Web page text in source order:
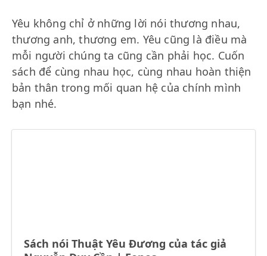
Yêu không chỉ ở những lời nói thương nhau,
thương anh, thương em. Yêu cũng là điều mà
mỗi người chúng ta cũng cần phải học. Cuốn
sách để cùng nhau học, cùng nhau hoàn thiện
bản thân trong mối quan hệ của chính mình
bạn nhé.
Sách nói Thuật Yêu Đương của tác giả